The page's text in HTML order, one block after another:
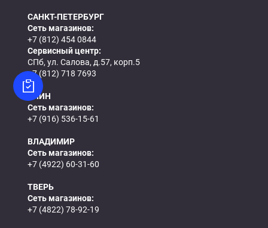
САНКТ-ПЕТЕРБУРГ
Сеть магазинов:
+7 (812) 454 0844
Сервисный центр:
СПб, ул. Салова, д.57, корп.5
+7 (812) 718 7693
КЛИН
Сеть магазинов:
+7 (916) 536-15-61
ВЛАДИМИР
Сеть магазинов:
+7 (4922) 60-31-60
ТВЕРЬ
Сеть магазинов:
+7 (4822) 78-92-19